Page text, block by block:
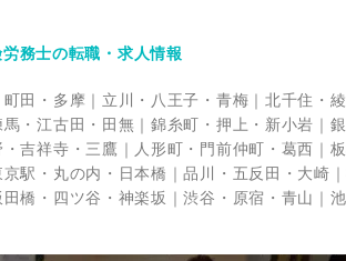
務士の転職・求人情報
町田・多摩 立川・八王子・青梅 北千住・
馬・江古田・田無 錦糸町・押上・新小岩
・吉祥寺・三鷹 人形町・門前仲町・葛西
京駅・丸の内・日本橋 品川・五反田・大崎
田橋・四ツ谷・神楽坂 渋谷・原宿・青山